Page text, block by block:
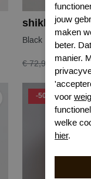
shikkosa
Black
€ 72,99 € 36,50
-50%
jouw
maken
beter.
manier.
voor
welke
hier.